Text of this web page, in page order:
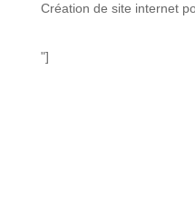
Création de site internet
"]